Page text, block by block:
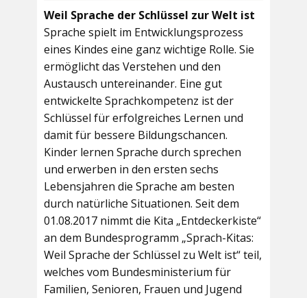
Weil Sprache der Schlüssel zur Welt ist
Sprache spielt im Entwicklungsprozess
eines Kindes eine ganz wichtige Rolle. Sie
ermöglicht das Verstehen und den
Austausch untereinander. Eine gut
entwickelte Sprachkompetenz ist der
Schlüssel für erfolgreiches Lernen und
damit für bessere Bildungschancen.
Kinder lernen Sprache durch sprechen
und erwerben in den ersten sechs
Lebensjahren die Sprache am besten
durch natürliche Situationen. Seit dem
01.08.2017 nimmt die Kita „Entdeckerkiste“
an dem Bundesprogramm „Sprach-Kitas:
Weil Sprache der Schlüssel zu Welt ist“ teil,
welches vom Bundesministerium für
Familien, Senioren, Frauen und Jugend